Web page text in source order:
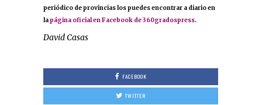
periódico de provincias los puedes encontrar a diario en
lapágina oficial en Facebook de 360gradospress.
David Casas
FACEBOOK
TWITTER